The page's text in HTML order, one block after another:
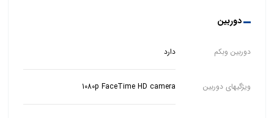
دوربین
دوربین وبکم دارد
ویژگیهای دوربین 1080p FaceTime HD camera